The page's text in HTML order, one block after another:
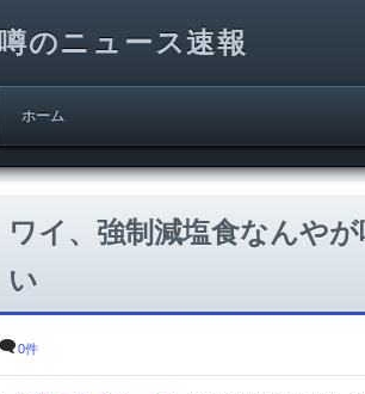
噂のニュース速報
ホーム
ワイ、強制減塩食なんや
い
0件